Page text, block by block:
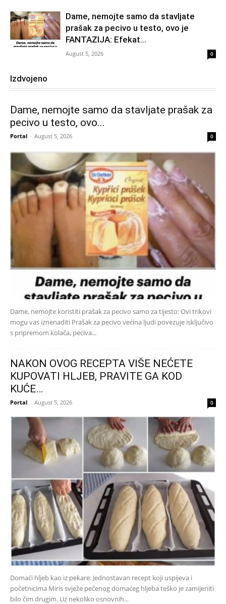
Dame, nemojte samo da stavljate
prašak za pecivo u testo, ovo je
FANTAZIJA: Efekat...
August 5, 2026 0
Izdvojeno
Dame, nemojte samo da stavljate prašak za
pecivo u testo, ovo...
Portal - August 5, 2026 0
Dame, nemojte koristiti prašak za pecivo samo za tijesto: Ovi trikovi
mogu vas iznenaditi Prašak za pecivo većina ljudi povezuje isključivo
s pripremom kolača, peciva...
NAKON OVOG RECEPTA VIŠE NEĆETE
KUPOVATI HLJEB, PRAVITE GA KOD
KUĆE…
Portal - August 5, 2026 0
Domaći hljeb kao iz pekare: Jednostavan recept koji uspijeva i
početnicima Miris svježe pečenog domaćeg hljeba teško je zamijeniti
bilo čim drugim. Uz nekoliko osnovnih...